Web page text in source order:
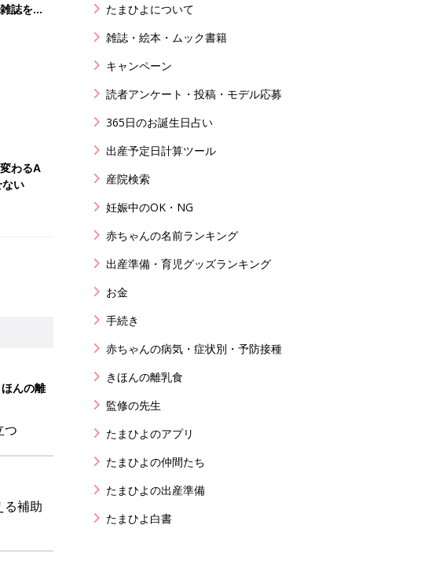
誌を買
わるA
い
んの離
つ
る補助
たまひよについて
雑誌・絵本・ムック書籍
キャンペーン
読者アンケート・投稿・モデル応募
365日のお誕生日占い
出産予定日計算ツール
産院検索
妊娠中のOK・NG
赤ちゃんの名前ランキング
出産準備・育児グッズランキング
お金
手続き
赤ちゃんの病気・症状別・予防接種
きほんの離乳食
監修の先生
たまひよのアプリ
たまひよの仲間たち
たまひよの出産準備
たまひよ白書